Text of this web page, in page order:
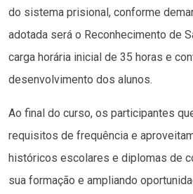
do sistema prisional, conforme
adotada será o Reconhecimento de
carga horária inicial de 35 horas e
desenvolvimento dos alunos.
Ao final do curso, os participantes
requisitos de frequência e
históricos escolares e diplomas de
sua formação e ampliando